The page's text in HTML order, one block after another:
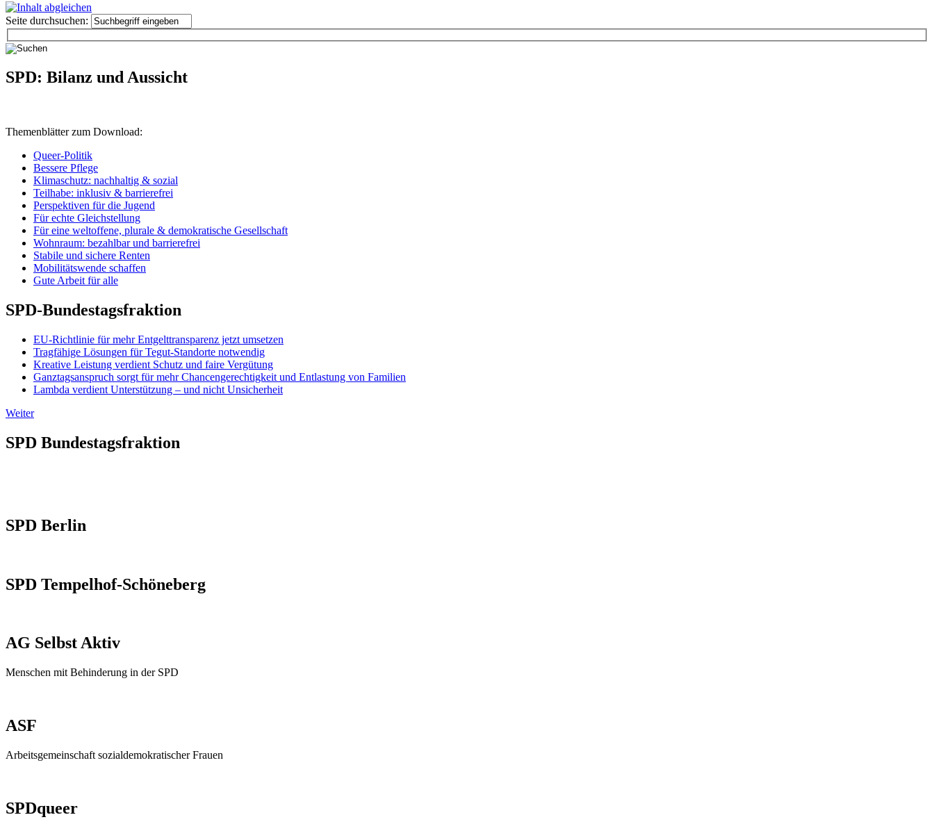
Seite durchsuchen:
SPD: Bilanz und Aussicht
Themenblätter zum Download:
Queer-Politik
Bessere Pflege
Klimaschutz: nachhaltig & sozial
Teilhabe: inklusiv & barrierefrei
Perspektiven für die Jugend
Für echte Gleichstellung
Für eine weltoffene, plurale & demokratische Gesellschaft
Wohnraum: bezahlbar und barrierefrei
Stabile und sichere Renten
Mobilitätswende schaffen
Gute Arbeit für alle
SPD-Bundestagsfraktion
EU-Richtlinie für mehr Entgelttransparenz jetzt umsetzen
Tragfähige Lösungen für Tegut-Standorte notwendig
Kreative Leistung verdient Schutz und faire Vergütung
Ganztagsanspruch sorgt für mehr Chancengerechtigkeit und Entlastung von Familien
Lambda verdient Unterstützung – und nicht Unsicherheit
Weiter
SPD Bundestagsfraktion
SPD Berlin
SPD Tempelhof-Schöneberg
AG Selbst Aktiv
Menschen mit Behinderung in der SPD
ASF
Arbeitsgemeinschaft sozialdemokratischer Frauen
SPDqueer